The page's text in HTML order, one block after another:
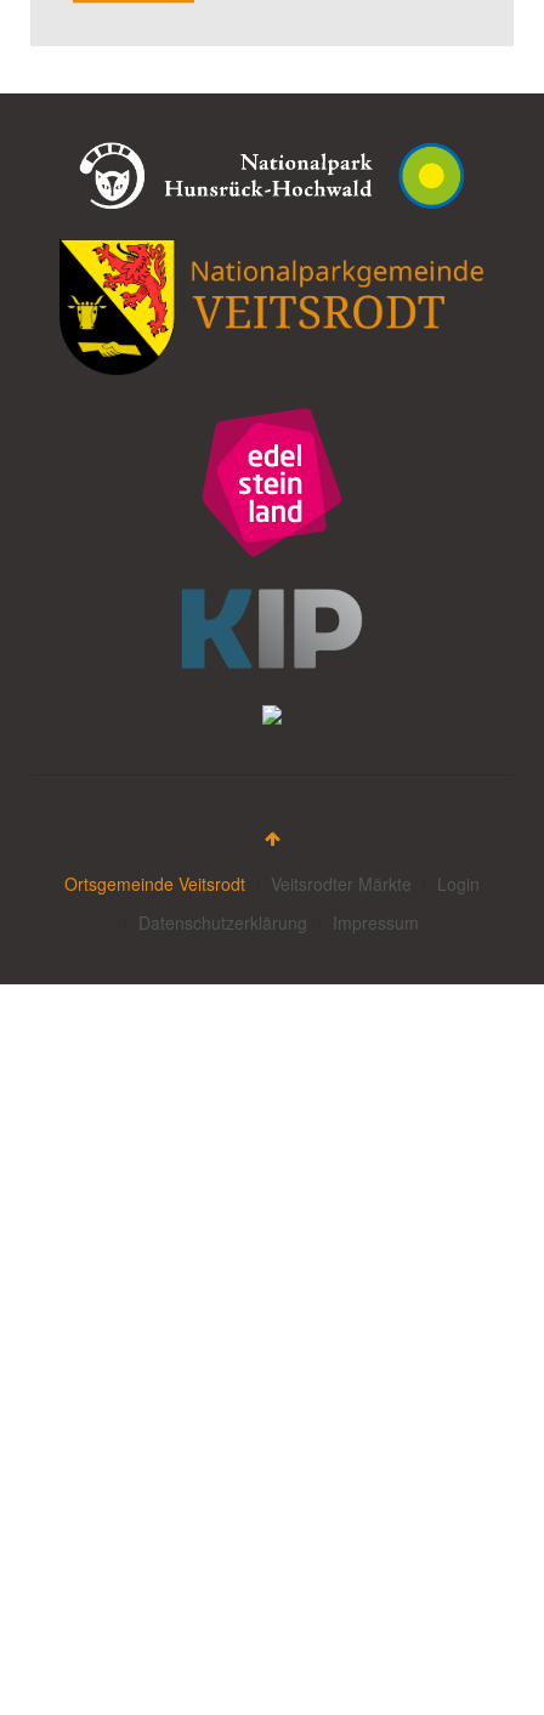
Ortsgemeinde Veitsrodt Veitsrodter Märkte
Login
Datenschutzerklärung
Impressum